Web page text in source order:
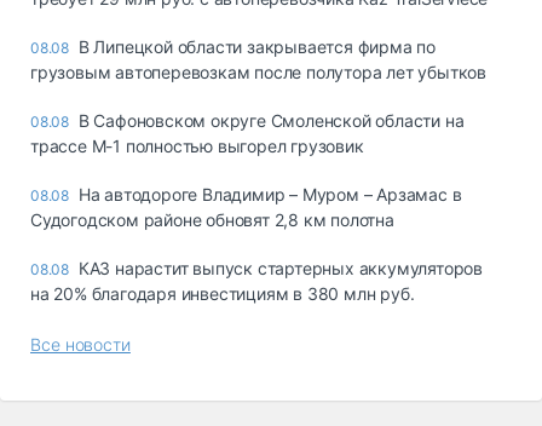
08.08 В Липецкой области закрывается фирма по
грузовым автоперевозкам после полутора лет убытков
08.08 В Сафоновском округе Смоленской области на
трассе М-1 полностью выгорел грузовик
08.08 На автодороге Владимир – Муром – Арзамас в
Судогодском районе обновят 2,8 км полотна
08.08 КАЗ нарастит выпуск стартерных аккумуляторов
на 20% благодаря инвестициям в 380 млн руб.
Все новости